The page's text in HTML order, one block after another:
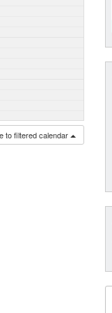
to filtered calendar